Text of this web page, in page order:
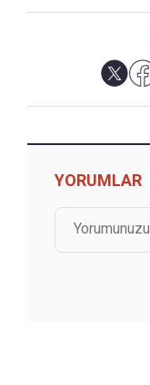
YORUMLAR